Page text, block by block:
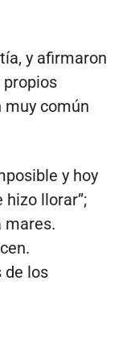
y afirmaron
propios
muy común
y hoy
hizo llorar”;
mares.
de los